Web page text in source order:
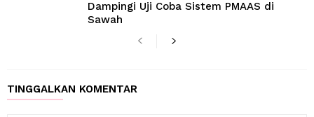
Dampingi Uji Coba Sistem PMAAS di
Sawah
TINGGALKAN KOMENTAR